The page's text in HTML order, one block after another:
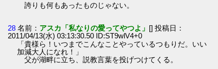
誇りも何もあったものじゃない。
28 名前： アスカ「私なりの愛ってやつよ」 [] 投稿日：
2011/04/13(水) 03:13:30.50 ID:ST9wlV4+0
「貴様ら！いつまでこんなことやっているつもりだ。いい
加減大人になれ！」
父が湖畔に立ち、説教言葉を投げつけてくる。